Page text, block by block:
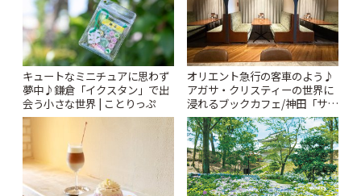
キュートなミニチュアに思わず
夢中♪鎌倉「イクスタン」で出
会う小さな世界 | ことりっぷ
オリエント急行の客車のよう♪
アガサ・クリスティーの世界に
浸れるブックカフェ/神田「サロ
ンクリスティ」 | ことりっぷ